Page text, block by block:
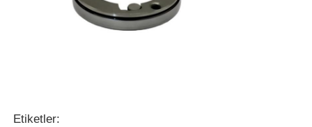
Ana sayfa
Etiketler: